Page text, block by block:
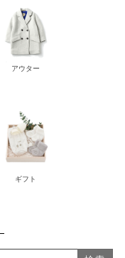
アウター
ギフト